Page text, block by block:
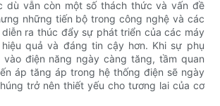
dù vẫn còn một số thách thức và vấn đề
những tiến bộ trong công nghệ và các
ra thúc đẩy sự phát triển của các máy
quả và đáng tin cậy hơn. Khi sự phụ
điện năng ngày càng tăng, tầm quan
áp tăng áp trong hệ thống điện sẽ ngày
trở nên thiết yếu cho tương lai của cơ